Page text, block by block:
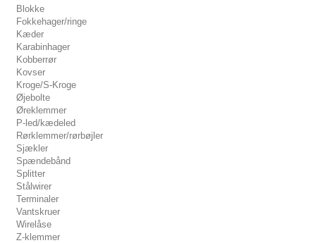
Blokke
Fokkehager/ringe
Kæder
Karabinhager
Kobberrør
Kovser
Kroge/S-Kroge
Øjebolte
Øreklemmer
P-led/kædeled
Rørklemmer/rørbøjler
Sjækler
Spændebånd
Splitter
Stålwirer
Terminaler
Vantskruer
Wirelåse
Z-klemmer